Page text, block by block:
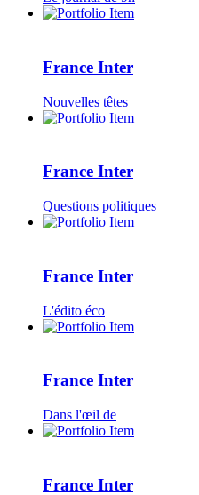
France Inter
Nouvelles têtes
France Inter
Questions politiques
France Inter
L'édito éco
France Inter
Dans l'œil de
France Inter